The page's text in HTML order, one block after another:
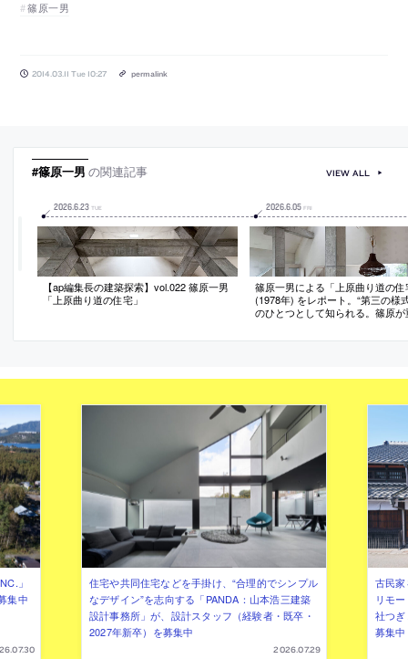
篠原一男
2014.03.11 Tue 10:27 permalink
#篠原一男 の関連記事
2026.6.23 TUE
【ap編集長の建築探索】vol.022 篠原一男
「上原曲り道の住宅」
2026.6.05 FRI
篠原一男による「上原曲り道の住
(1978年) をレポート。“第三の様
のひとつとして知られる。篠原が
の柱が広間にそびえる建築。詩人
VIEW ALL
」
集中
住宅や共同住宅などを手掛け、“合理的でシンプル
なデザイン”を志向する「PANDA：山本浩三建築
設計事務所」が、設計スタッフ（経験者・既卒・
2027年新卒）を募集中
2026.07.29
古民
リモ
社つ
募集中